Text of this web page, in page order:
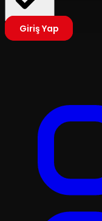
Giriş Yap